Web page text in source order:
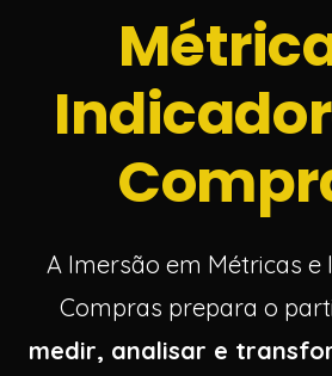
A Imersão em Métricas e
Compras prepara o
medir, analisar e